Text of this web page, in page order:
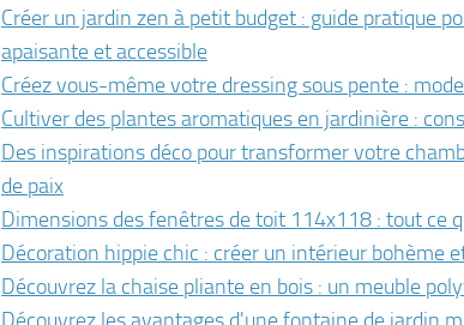
Créer un jardin zen à petit budget : guide pratique
apaisante et accessible
Créez vous-même votre dressing sous pente :
Cultiver des plantes aromatiques en jardinière :
Des inspirations déco pour transformer votre
de paix
Dimensions des fenêtres de toit 114x118 : tout ce
Décoration hippie chic : créer un intérieur bohème
Découvrez la chaise pliante en bois : un meuble